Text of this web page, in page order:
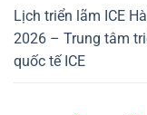
Lịch triển lãm ICE
2026 – Trung tâm
quốc tế ICE